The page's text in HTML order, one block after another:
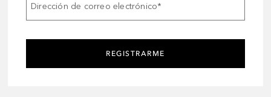
Dirección de correo electrónico*
REGISTRARME